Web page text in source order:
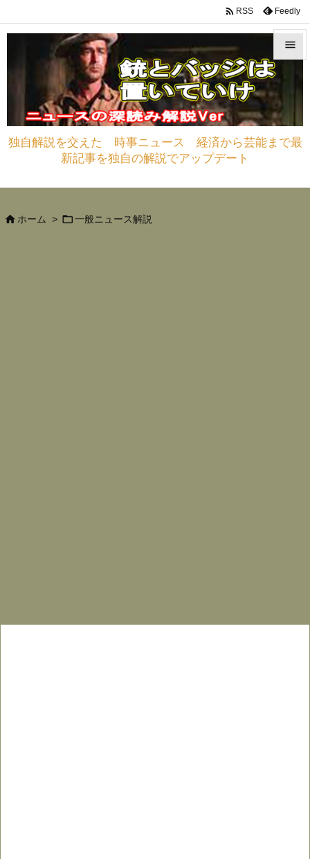
独自解説を交えた 時事ニュース 経済から芸能まで最
新記事を独自の解説でアップデート


サイド


 RSS Feedly
 ホーム >  一般ニュース解説